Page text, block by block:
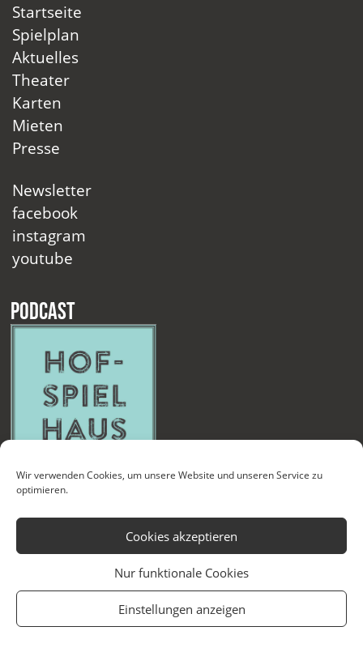
Wir verwenden Cookies, um unsere Website und unseren Service zu
optimieren.
Cookies akzeptieren
Nur funktionale Cookies
Einstellungen anzeigen
Startseite
Spielplan
Aktuelles
Theater
Karten
Mieten
Presse
Newsletter
facebook
instagram
youtube
Podcast
Kontakt Newsletter Datenschutzerklärung Impressum
Cookie-Richtlinie (EU) Technische Betreuung